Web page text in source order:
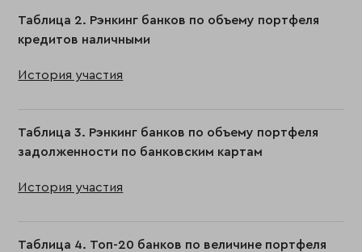
Таблица 2. Рэнкинг банков по объему портфеля
кредитов наличными
История участия
Таблица 3. Рэнкинг банков по объему портфеля
задолженности по банковским картам
История участия
Таблица 4. Топ-20 банков по величине портфеля